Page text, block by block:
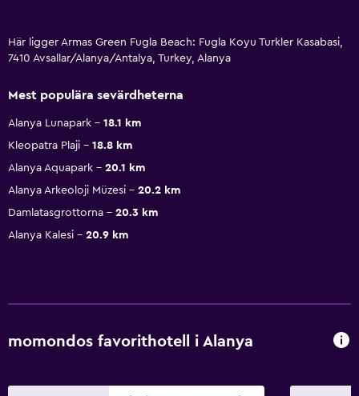
Här ligger Armas Green Fugla Beach: Fugla Koyu Turkler Kasabasi,
7410 Avsallar/Alanya/Antalya, Turkey, Alanya
Mest populära sevärdheterna
Alanya Lunapark
18.1 km
Kleopatra Plaji
18.8 km
Alanya Aquapark
20.1 km
Alanya Arkeoloji Müzesi
20.2 km
Damlatasgrottorna
20.3 km
Alanya Kalesi
20.9 km
momondos favorithotell i Alanya